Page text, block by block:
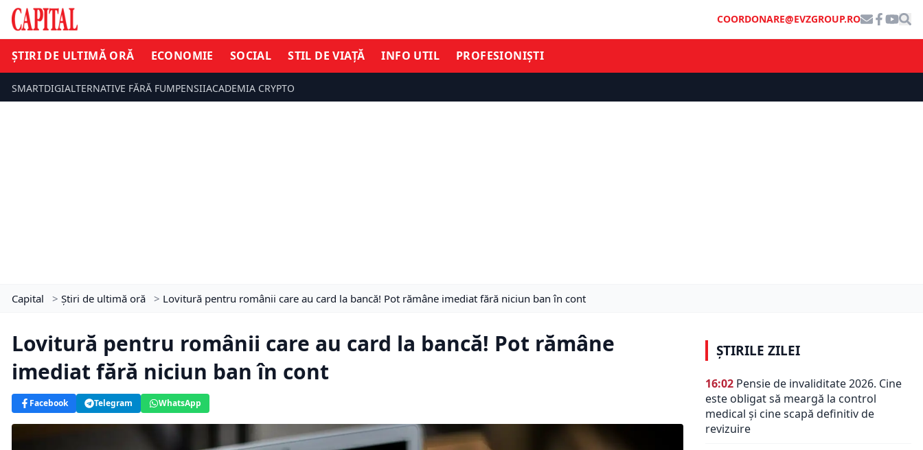
COORDONARE@EVZGROUP.RO
ȘTIRI DE ULTIMĂ ORĂ ECONOMIE SOCIAL STIL DE VIAȚĂ INFO UTIL PROFESIONIȘTI
SMARTDIGIALTERNATIVE FĂRĂ FUMPENSIIACADEMIA CRYPTO
Capital > Știri de ultimă oră > Lovitură pentru românii care au card la bancă! Pot rămâne imediat fără niciun ban în cont
Lovitură pentru românii care au card la bancă! Pot rămâne
imediat fără niciun ban în cont
Facebook Telegram WhatsApp
ȘTIRILE ZILEI
16:02 Pensie de invaliditate 2026. Cine
este obligat să meargă la control
medical și cine scapă definitiv de
revizuire